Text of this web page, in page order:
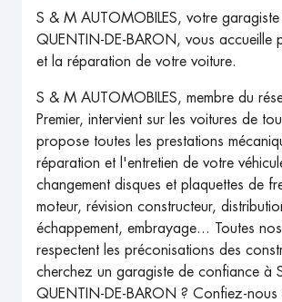
S & M AUTOMOBILES, votre
QUENTIN-DE-BARON, vous accueille
et la réparation de votre voiture.
S & M AUTOMOBILES, membre du
Premier, intervient sur les voitures de
propose toutes les prestations
réparation et l'entretien de votre
changement disques et plaquettes de
moteur, révision constructeur,
échappement, embrayage... Toutes
respectent les préconisations des
cherchez un garagiste de confiance à
QUENTIN-DE-BARON ? Confiez-nous